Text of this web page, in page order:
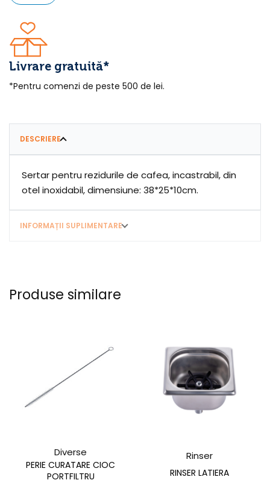
Livrare gratuită*
*Pentru comenzi de peste 500 de lei.
DESCRIERE
Sertar pentru rezidurile de cafea, incastrabil, din
otel inoxidabil, dimensiune: 38*25*10cm.
INFORMAȚII SUPLIMENTARE
Produse similare
Diverse
PERIE CURATARE CIOC
PORTFILTRU
Rinser
RINSER LATIERA